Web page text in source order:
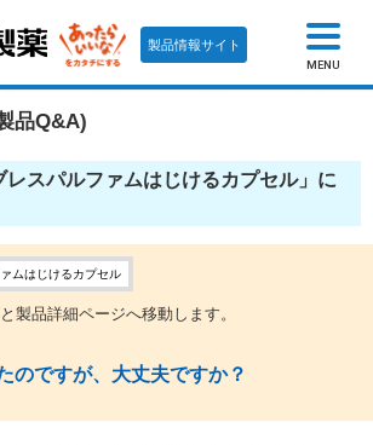
製品情報サイト
MENU
品Q&A)
レスパルファムはじけるカプセル」に
ムはじけるカプセル
製品詳細ページへ移動します。
のですが、大丈夫ですか？